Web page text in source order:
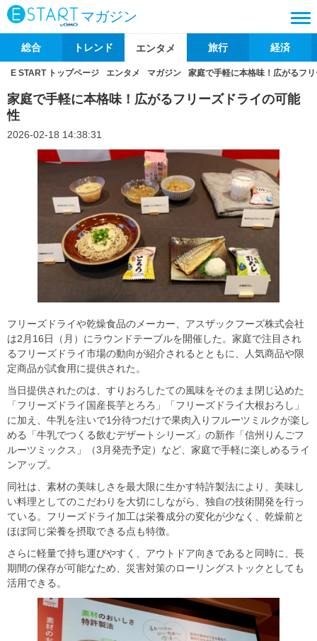
マガジン
総合 トレンド エンタメ 旅行 経済
E START トップページ エンタメ マガジン 家庭で手軽に本格味！広がるフ
家庭で手軽に本格味！広がるフリーズドライの可能
性
2026-02-18 14:38:31
フリーズドライや乾燥食品のメーカー、アスザックフーズ株式会社
は2月16日（月）にラウンドテーブルを開催した。家庭で注目され
るフリーズドライ市場の動向が紹介されるとともに、人気商品や限
定商品が試食用に提供された。
当日提供されたのは、すりおろしたての風味をそのまま閉じ込めた
「フリーズドライ国産長芋とろろ」「フリーズドライ大根おろし」
に加え、牛乳を注いで1分待つだけで果肉入りフルーツミルクが楽し
める「牛乳でつくる飲むデザートシリーズ」の新作「信州りんごフ
ルーツミックス」（3月発売予定）など、家庭で手軽に楽しめるライ
ンアップ。
同社は、素材の美味しさを最大限に生かす特許製法により、美味し
い料理としてのこだわりを大切にしながら、独自の技術開発を行っ
ている。フリーズドライ加工は栄養成分の変化が少なく、乾燥前と
ほぼ同じ栄養を摂取できる点も特徴。
さらに軽量で持ち運びやすく、アウトドア向きであると同時に、長
期間の保存が可能なため、災害対策のローリングストックとしても
活用できる。